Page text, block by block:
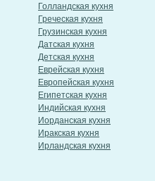
Голландская кухня
Греческая кухня
Грузинская кухня
Датская кухня
Детская кухня
Еврейская кухня
Европейская кухня
Египетская кухня
Индийская кухня
Иорданская кухня
Иракская кухня
Ирландская кухня